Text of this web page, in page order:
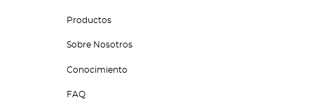
Productos
Sobre Nosotros
Conocimiento
FAQ